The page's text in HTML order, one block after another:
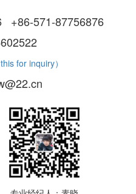
+86-571-87756876
for inquiry）